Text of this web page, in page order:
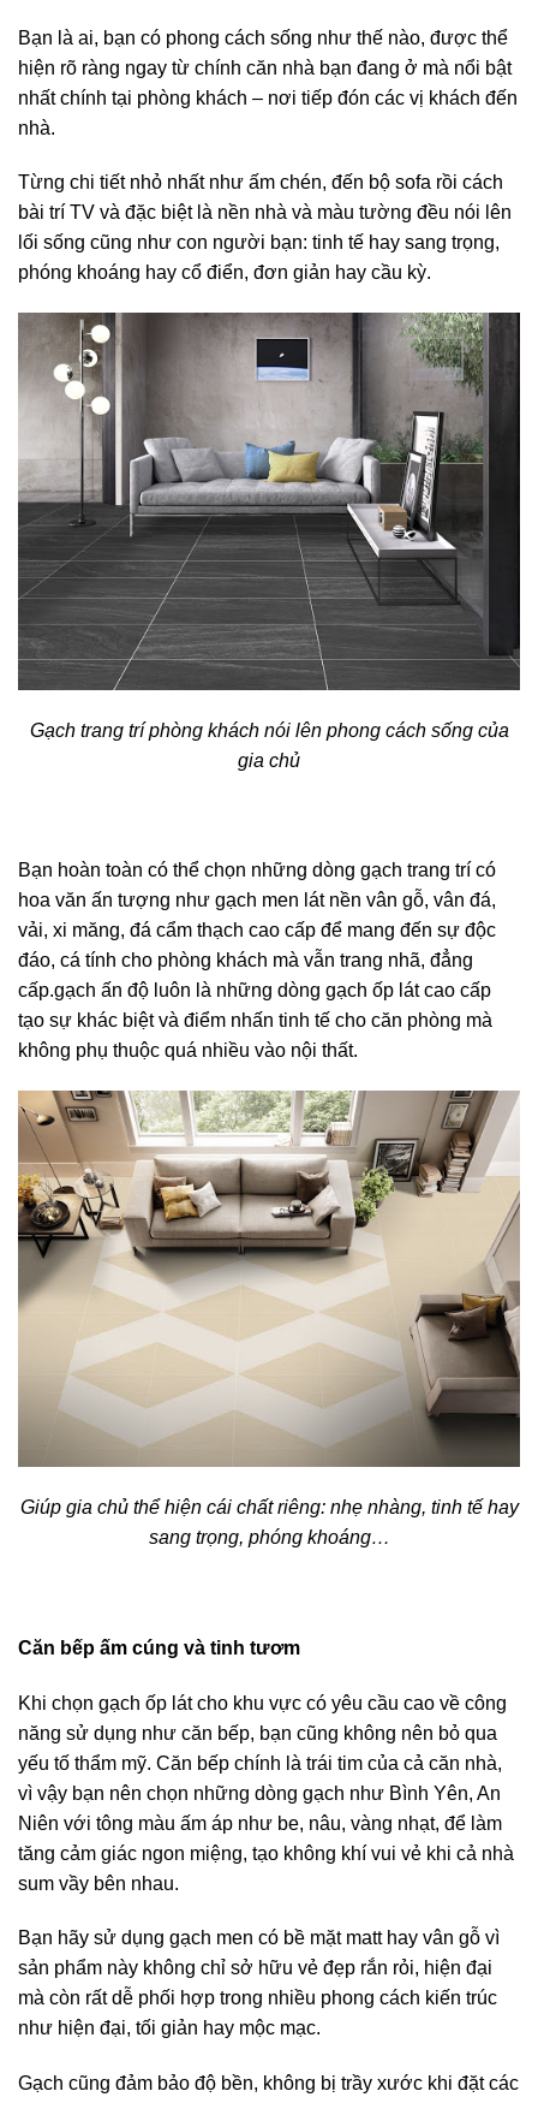
Bạn là ai, bạn có phong cách sống như thế nào, được thể
hiện rõ ràng ngay từ chính căn nhà bạn đang ở mà nổi bật
nhất chính tại phòng khách – nơi tiếp đón các vị khách đến
nhà.
Từng chi tiết nhỏ nhất như ấm chén, đến bộ sofa rồi cách
bài trí TV và đặc biệt là nền nhà và màu tường đều nói lên
lối sống cũng như con người bạn: tinh tế hay sang trọng,
phóng khoáng hay cổ điển, đơn giản hay cầu kỳ.
Gạch trang trí phòng khách nói lên phong cách sống của
gia chủ
Bạn hoàn toàn có thể chọn những dòng gạch trang trí có
hoa văn ấn tượng như gạch men lát nền vân gỗ, vân đá,
vải, xi măng, đá cẩm thạch cao cấp để mang đến sự độc
đáo, cá tính cho phòng khách mà vẫn trang nhã, đẳng
cấp.gạch ấn độ luôn là những dòng gạch ốp lát cao cấp
tạo sự khác biệt và điểm nhấn tinh tế cho căn phòng mà
không phụ thuộc quá nhiều vào nội thất.
Giúp gia chủ thể hiện cái chất riêng: nhẹ nhàng, tinh tế hay
sang trọng, phóng khoáng…
Căn bếp ấm cúng và tinh tươm
Khi chọn gạch ốp lát cho khu vực có yêu cầu cao về công
năng sử dụng như căn bếp, bạn cũng không nên bỏ qua
yếu tố thẩm mỹ. Căn bếp chính là trái tim của cả căn nhà,
vì vậy bạn nên chọn những dòng gạch như Bình Yên, An
Niên với tông màu ấm áp như be, nâu, vàng nhạt, để làm
tăng cảm giác ngon miệng, tạo không khí vui vẻ khi cả nhà
sum vầy bên nhau.
Bạn hãy sử dụng gạch men có bề mặt matt hay vân gỗ vì
sản phẩm này không chỉ sở hữu vẻ đẹp rắn rỏi, hiện đại
mà còn rất dễ phối hợp trong nhiều phong cách kiến trúc
như hiện đại, tối giản hay mộc mạc.
Gạch cũng đảm bảo độ bền, không bị trầy xước khi đặt các